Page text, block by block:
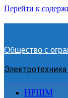
Перейти к
Общество с
НРШМ